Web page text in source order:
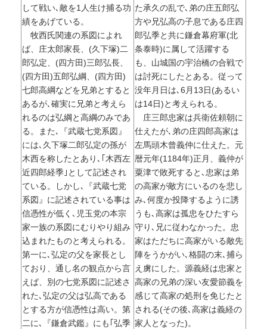
して戦い､敵を1人生け捕る功
績をあげている。
牧西氏関連の系図によれ
ば、庄太郎家長、(久下塚)二
郎弘定、(四方田)三郎弘長、
(四方田)五郎弘綱、(四方田)
七郎高綱などを兄弟とすると
あるが､確実に兄弟と考えら
れるのは弘綱と高綱のみであ
る。また､『武蔵七党系図』
には､久下塚二郎弘定の孫が
木西を称したとあり､｢木西左
近四郎経季｣として記述され
ている。しかし､『武蔵七党
系図』に記述されている事は
信憑性が低く､児玉党の本宗
家一族の系図にむりやり組み
込まれたものと考えられる。
第一に､弘定の父を家長とし
ており、通し名の観点から言
えば、別の七党系図に記述さ
れた､弘定の父は弘高である
とする方が信憑性は高い。第
二に､『鎌倉武鑑』にも｢弘季
た承久の乱で､弟の庄五郎弘
方や兄弘高の子息である庄四
郎弘季と共に鎌倉幕府軍(北
条泰時)に属して活躍する
も、山城国の宇治橋の合戦で
は討死にしたとある。従って
没年月日は､6月13日(あるい
は14日)と考えられる。
庄三郎忠家は兵衛佐頼朝に
仕えたが､弟の庄四郎高家は
左馬頭木曾義仲に仕えた。元
暦元年(1184年)正月、義仲が
粟津で敗死すると､忠家は弟
の高家が敵方にいるのを悲し
み､何度か投降するように誘
うも､高家は孤忠をひたすら
守り､兄に従わなかった。忠
家はただちに高家がいる敵先
陣をうかがい､格闘の末､捕ら
え虜にした。源義経は忠家と
高家の兄弟の深い友愛節義を
感じて高家の処刑を免じたと
される(その後､高家は義経の
家人となった)。